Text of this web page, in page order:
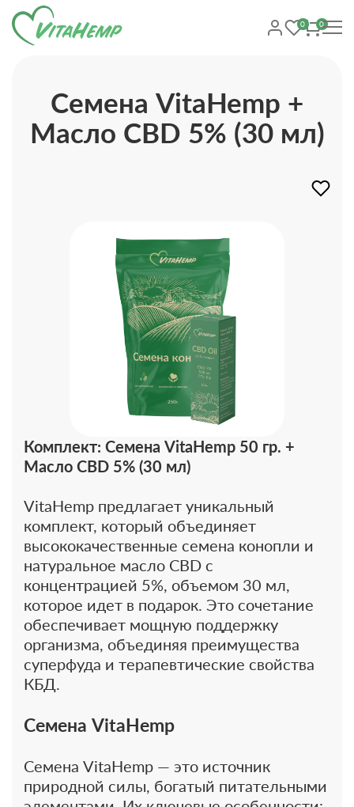
0 0
Семена VitaHemp +
Масло CBD 5% (30 мл)
Комплект: Семена VitaHemp 50 гр. +
Масло CBD 5% (30 мл)
VitaHemp предлагает уникальный
комплект, который объединяет
высококачественные семена конопли и
натуральное масло CBD с
концентрацией 5%, объемом 30 мл,
которое идет в подарок. Это сочетание
обеспечивает мощную поддержку
организма, объединяя преимущества
суперфуда и терапевтические свойства
КБД.
Семена VitaHemp
Семена VitaHemp — это источник
природной силы, богатый питательными